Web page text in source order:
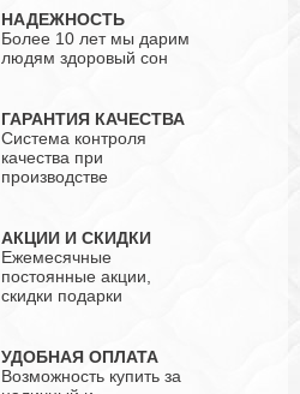
НАДЕЖНОСТЬ
Более 10 лет мы дарим
людям здоровый сон
ГАРАНТИЯ КАЧЕСТВА
Система контроля
качества при
производстве
АКЦИИ И СКИДКИ
Ежемесячные
постоянные акции,
скидки подарки
УДОБНАЯ ОПЛАТА
Возможность купить за